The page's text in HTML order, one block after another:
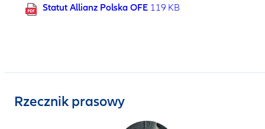
Statut Allianz Polska OFE 119 KB
Rzecznik prasowy